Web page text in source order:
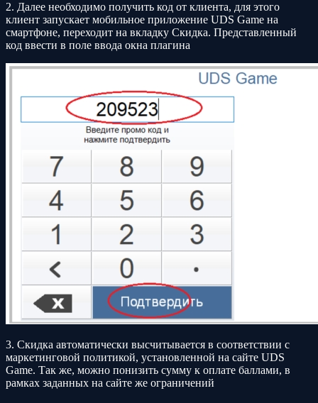
2. Далее необходимо получить код от клиента, для этого
клиент запускает мобильное приложение UDS Game на
смартфоне, переходит на вкладку Скидка. Представленный
код ввести в поле ввода окна плагина
3. Скидка автоматически высчитывается в соответствии с
маркетинговой политикой, установленной на сайте UDS
Game. Так же, можно понизить сумму к оплате баллами, в
рамках заданных на сайте же ограничений